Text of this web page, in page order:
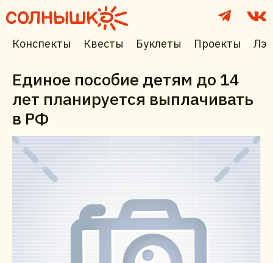
Конспекты Квесты Буклеты Проекты
Единое пособие детям до 14
лет планируется выплачивать
в РФ